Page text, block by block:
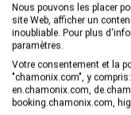
Nous pouvons les placer
site Web, afficher un
inoubliable. Pour plus
paramètres.
Votre consentement et la
"chamonix.com", y
en.chamonix.com,
booking.chamonix.com,